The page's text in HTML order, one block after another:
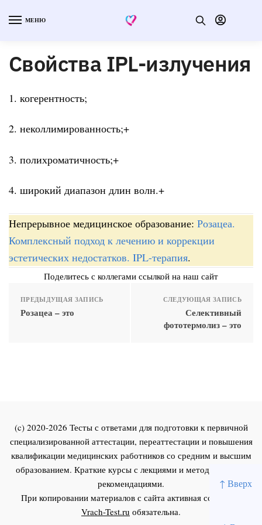
↑ Вверх
МЕНЮ
Свойства IPL-излучения
1. когерентность;
2. неколлимированность;+
3. полихроматичность;+
4. широкий диапазон длин волн.+
Непрерывное медицинское образование: Розацеа.
Комплексный подход к лечению и коррекции
эстетических недостатков. IPL-терапия.
Поделитесь с коллегами ссылкой на наш сайт
ПРЕДЫДУЩАЯ ЗАПИСЬ
Розацеа – это
СЛЕДУЮЩАЯ ЗАПИСЬ
Селективный
фототермолиз – это
(c) 2020-2026 Тесты с ответами для подготовки к первичной
специализированной аттестации, переаттестации и повышения
квалификации медицинских работников со средним и высшим
образованием. Краткие курсы с лекциями и методическими
рекомендациями.
При копировании материалов с сайта активная ссылка на
Vrach-Test.ru обязательна.